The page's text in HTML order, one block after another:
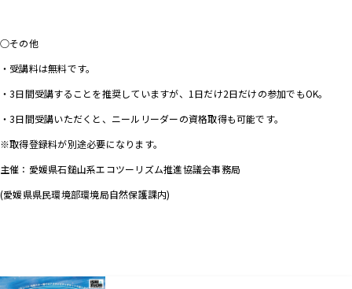
○その他
・受講料は無料です。
・3日間受講することを推奨していますが、1日だけ2日だけの参加でもOK。
・3日間受講いただくと、ニールリーダーの資格取得も可能です。
※取得登録料が別途必要になります。
主催：愛媛県石鎚山系エコツーリズム推進協議会事務局
(愛媛県県民環境部環境局自然保護課内)